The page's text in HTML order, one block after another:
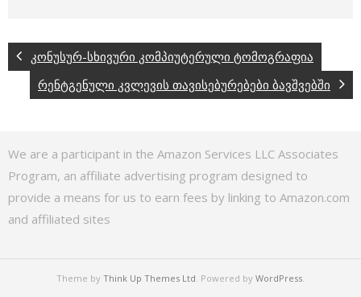
კონუსურ-სხივური კომპიუტერული ტომოგრაფია
რენტგენული კვლევის თავისებურებები ბავშვებში
We are a participant in the Amazon Services LLC Associates
Program, an affiliate advertising program designed to
provide a means for us to earn fees by linking to Amazon.com
and affiliated sites
Theme by Think Up Themes Ltd. Powered by WordPress.